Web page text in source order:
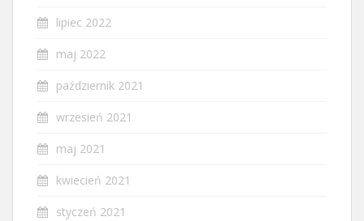
lipiec 2022
maj 2022
październik 2021
wrzesień 2021
maj 2021
kwiecień 2021
styczeń 2021